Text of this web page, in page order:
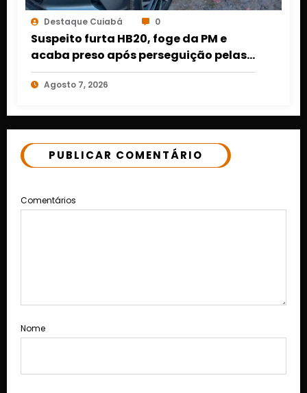
Destaque Cuiabá 0
Suspeito furta HB20, foge da PM e
acaba preso após perseguição pelas
ruas de Cuiabá
Agosto 7, 2026
PUBLICAR COMENTÁRIO
Comentários
Nome